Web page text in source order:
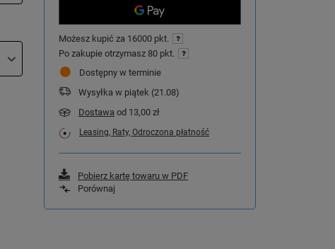
Możesz kupić za 16000 pkt.
Po zakupie otrzymasz 80 pkt.
Dostępny w terminie
Wysyłka w piątek (21.08)
Dostawa od 13,00 zł
Leasing, Raty, Odroczona płatność
Pobierz kartę towaru w PDF
Porównaj